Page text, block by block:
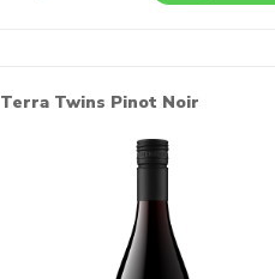
Terra Twins Pinot Noir